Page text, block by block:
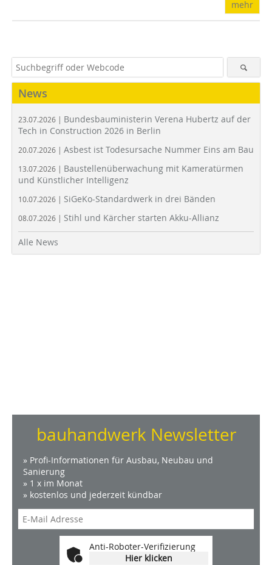
mehr
News
23.07.2026 | Bundesbauministerin Verena Hubertz auf der
Tech in Construction 2026 in Berlin
20.07.2026 | Asbest ist Todesursache Nummer Eins am Bau
13.07.2026 | Baustellenüberwachung mit Kameratürmen
und Künstlicher Intelligenz
10.07.2026 | SiGeKo-Standardwerk in drei Bänden
08.07.2026 | Stihl und Kärcher starten Akku-Allianz
Alle News
bauhandwerk Newsletter
» Profi-Informationen für Ausbau, Neubau und
Sanierung
» 1 x im Monat
» kostenlos und jederzeit kündbar
Anti-Roboter-Verifizierung
Hier klicken